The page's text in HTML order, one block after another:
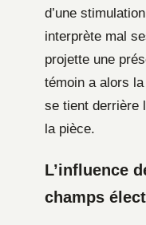
d’une
interprète mal
projette une
témoin a alors la
se tient derrière
la pièce.
L’influence
champs